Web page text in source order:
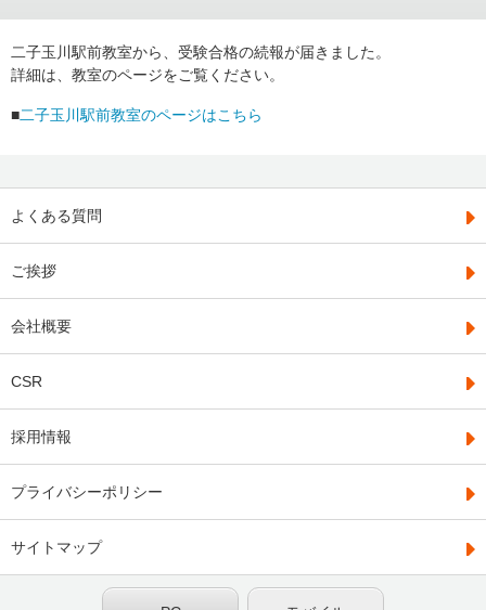
二子玉川駅前教室から、受験合格の続報が届きました。
詳細は、教室のページをご覧ください。
■二子玉川駅前教室のページはこちら
よくある質問
ご挨拶
会社概要
CSR
採用情報
プライバシーポリシー
サイトマップ